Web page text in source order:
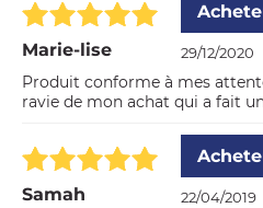
Marie-lise 29/12/2020
Produit conforme à mes
ravie de mon achat qui a fait
Samah 22/04/2019